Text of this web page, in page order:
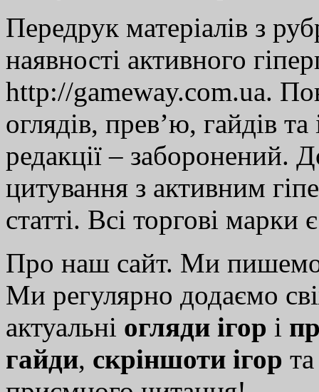
Передрук матеріалів з
наявності активного
http://gameway.com.ua.
оглядів, прев’ю, гайдів
редакції – заборонений.
цитування з активним
статті. Всі торгові марки
Про наш сайт. Ми
Ми регулярно додаємо
актуальні огляди ігор і
гайди, скріншоти ігор